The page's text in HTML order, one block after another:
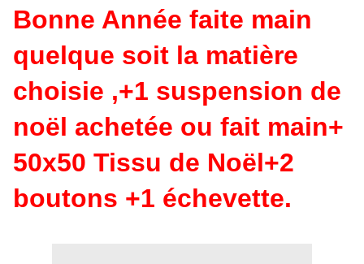
Bonne Année faite main
quelque soit la matière
choisie ,+1 suspension de
noël achetée ou fait main+
50x50 Tissu de Noël+2
boutons +1 échevette.